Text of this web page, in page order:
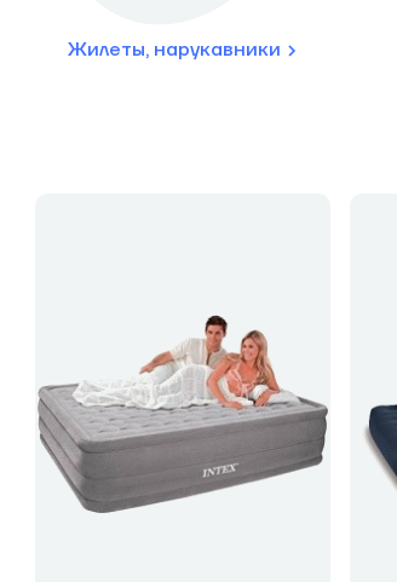
Жилеты, нарукавники